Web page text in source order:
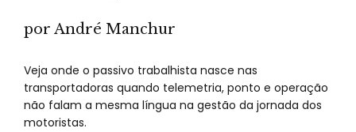
por André Manchur
Veja onde o passivo trabalhista nasce nas
transportadoras quando telemetria, ponto e operação
não falam a mesma língua na gestão da jornada dos
motoristas.